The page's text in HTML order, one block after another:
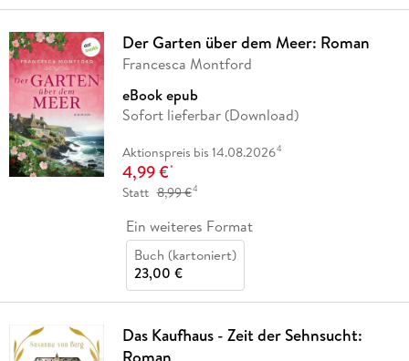
Der Garten über dem Meer: Roman
Francesca Montford
eBook epub
Sofort lieferbar (Download)
Aktionspreis bis 14.08.20264
4,99 €*
Statt 8,99 €4
Ein weiteres Format
Buch (kartoniert)
23,00 €
Das Kaufhaus - Zeit der Sehnsucht: